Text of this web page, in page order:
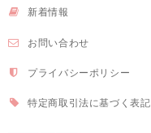
新着情報
お問い合わせ
プライバシーポリシー
特定商取引法に基づく表記